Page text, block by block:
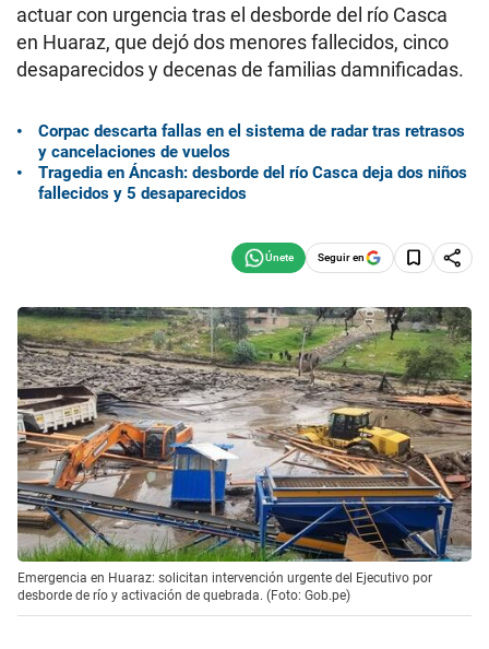
actuar con urgencia tras el desborde del río Casca
en Huaraz, que dejó dos menores fallecidos, cinco
desaparecidos y decenas de familias damnificadas.
Corpac descarta fallas en el sistema de radar tras retrasos
y cancelaciones de vuelos
Tragedia en Áncash: desborde del río Casca deja dos niños
fallecidos y 5 desaparecidos
Seguir en
Emergencia en Huaraz: solicitan intervención urgente del Ejecutivo por
desborde de río y activación de quebrada. (Foto: Gob.pe)